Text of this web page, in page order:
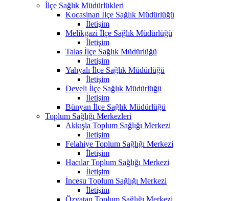
İlçe Sağlık Müdürlükleri
Kocasinan İlçe Sağlık Müdürlüğü
İletişim
Melikgazi İlçe Sağlık Müdürlüğü
İletişim
Talas İlçe Sağlık Müdürlüğü
İletişim
Yahyalı İlçe Sağlık Müdürlüğü
İletişim
Develi İlçe Sağlık Müdürlüğü
İletişim
Bünyan İlçe Sağlık Müdürlüğü
Toplum Sağlığı Merkezleri
Akkışla Toplum Sağlığı Merkezi
İletişim
Felahiye Toplum Sağlığı Merkezi
İletişim
Hacılar Toplum Sağlığı Merkezi
İletişim
İncesu Toplum Sağlığı Merkezi
İletişim
Özvatan Toplum Sağlığı Merkezi